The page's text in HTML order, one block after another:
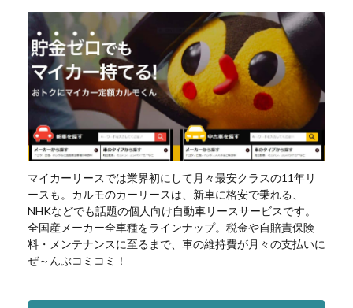
マイカーリースでは業界初にして月々最安クラスの11年リ
ースも。カルモのカーリースは、新車に格安で乗れる、
NHKなどでも話題の個人向け自動車リースサービスです。
全国産メーカー全車種をラインナップ。税金や自賠責保険
料・メンテナンスに至るまで、車の維持費が月々の支払いに
ぜ～んぶコミコミ！